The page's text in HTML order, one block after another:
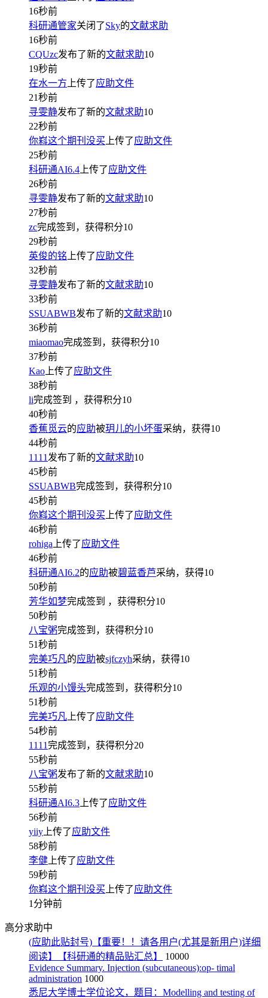
16秒前
科研通管家关闭了Sky的文献求助
16秒前
CQUzc发布了新的文献求助10
19秒前
在水一方 上传了应助文件
21秒前
寻雯静发布了新的文献求助10
22秒前
你嵙这个期刊没买 上传了应助文件
25秒前
科研通AI6.4 上传了应助文件
26秒前
寻雯静发布了新的文献求助10
27秒前
zc完成签到，获得积分10
29秒前
英俊的铭 上传了应助文件
32秒前
寻雯静发布了新的文献求助10
33秒前
SSUABWB发布了新的文献求助10
36秒前
miaomao完成签到，获得积分10
37秒前
Kao 上传了应助文件
38秒前
li完成签到 ，获得积分10
40秒前
香蕉觅云的应助被玥儿的小坏蛋采纳，获得10
44秒前
1111 发布了新的文献求助10
45秒前
SSUABWB完成签到，获得积分10
45秒前
你嵙这个期刊没买 上传了应助文件
46秒前
rohiga 上传了应助文件
46秒前
科研通AI6.2的应助被碧蓝香芦采纳，获得10
50秒前
芳华如梦完成签到 ，获得积分10
50秒前
八宝粥完成签到，获得积分10
51秒前
完美巧凡的应助被sjfczyh采纳，获得10
51秒前
乐观的小馒头完成签到，获得积分10
51秒前
完美巧凡 上传了应助文件
54秒前
1111完成签到，获得积分20
55秒前
八宝粥发布了新的文献求助10
55秒前
科研通AI6.3 上传了应助文件
56秒前
yiiy 上传了应助文件
58秒前
李健 上传了应助文件
59秒前
你嵙这个期刊没买 上传了应助文件
1分钟前
高分求助中
(应助此贴封号)【重要！！请各用户(尤其是新用户)详细
阅读】【科研通的精品贴汇总】
10000
Evidence Summary. Injection (subcutaneous):op- timal
administration 1000
悉尼大学博士学位论文，题目：Modelling and testing of